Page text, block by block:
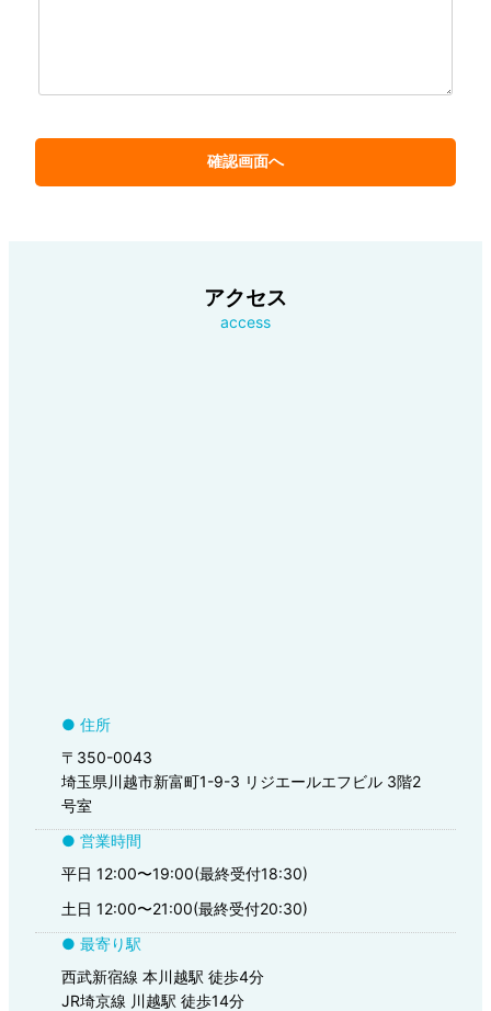
アクセス
access
● 住所
〒350-0043
埼玉県川越市新富町1-9-3 リジエールエフビル 3階2
号室
● 営業時間
平日 12:00〜19:00(最終受付18:30)
土日 12:00〜21:00(最終受付20:30)
● 最寄り駅
西武新宿線 本川越駅 徒歩4分
JR埼京線 川越駅 徒歩14分